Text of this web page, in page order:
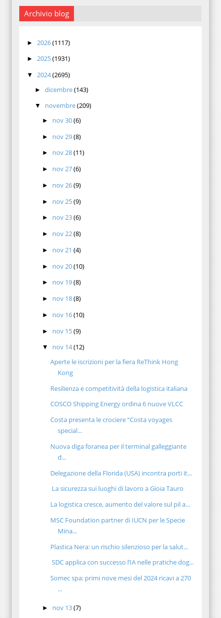
Archivio blog
► 2026(1117)
► 2025(1931)
▼ 2024(2695)
► dicembre(143)
▼ novembre(209)
► nov 30(6)
► nov 29(8)
► nov 28(11)
► nov 27(6)
► nov 26(9)
► nov 25(9)
► nov 23(6)
► nov 22(8)
► nov 21(4)
► nov 20(10)
► nov 19(8)
► nov 18(8)
► nov 16(10)
► nov 15(9)
▼ nov 14(12)
Aperte le iscrizioni per la fiera ReThink Hong
Kong
Resilienza e competitività della logistica italiana
COSCO Shipping Energy ordina 6 nuove VLCC
Costa presenta le crociere “Costa voyages
special...
Nuova diga foranea per il terminal galleggiante
d...
Delegazione della Florida (USA) incontra porti it...
La sicurezza sui luoghi di lavoro a Gioia Tauro
La logistica cresce, aumento del valore sul pil a...
MSC Foundation partner di IUCN per le Specie
Mina...
Plastica Nera: un rischio silenzioso per la salut...
SDC applica con successo l’IA nelle pratiche dog...
Somec spa: primi nove mesi del 2024 ricavi a 270
...
► nov 13(7)